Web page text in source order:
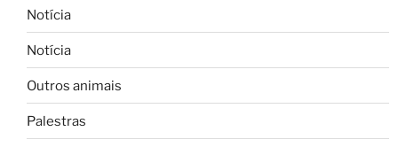
Notícia
Notícia
Outros animais
Palestras